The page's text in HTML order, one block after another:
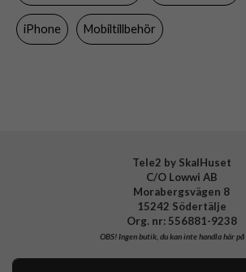
Färg
Material
iPhone Mobiltillbehör
Tele2 by SkalHuset
C/O Lowwi AB
Morabergsvägen 8
15242 Södertälje
Org. nr: 556881-9238
OBS!Ingen butik, du kan inte handla här